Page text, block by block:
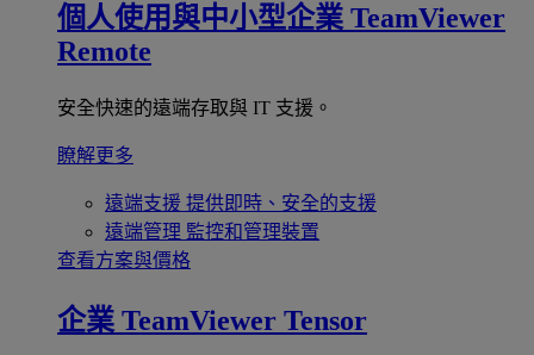
個人使用與中小型企業 TeamViewer
Remote
安全快速的遠端存取與 IT 支援。
瞭解更多
遠端支援 提供即時、安全的支援
遠端管理 監控和管理裝置
查看方案與價格
企業 TeamViewer Tensor